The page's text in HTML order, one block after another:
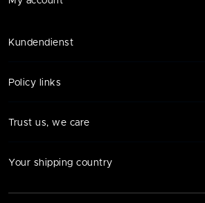
Kundendienst
Policy links
Trust us, we care
Your shipping country